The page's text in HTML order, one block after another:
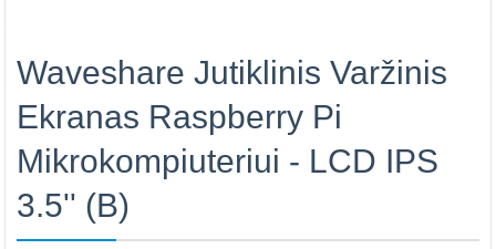
Waveshare Jutiklinis Varžinis
Ekranas Raspberry Pi
Mikrokompiuteriui - LCD IPS
3.5'' (B)